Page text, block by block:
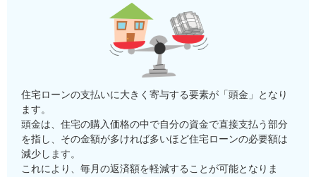
住宅ローンの支払いに大きく寄与する要素が「頭金」となり
ます。
頭金は、住宅の購入価格の中で自分の資金で直接支払う部分
を指し、その金額が多ければ多いほど住宅ローンの必要額は
減少します。
これにより、毎月の返済額を軽減することが可能となりま